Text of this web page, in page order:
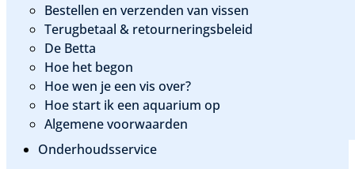
Bestellen en verzenden van vissen
Terugbetaal & retourneringsbeleid
De Betta
Hoe het begon
Hoe wen je een vis over?
Hoe start ik een aquarium op
Algemene voorwaarden
Onderhoudsservice